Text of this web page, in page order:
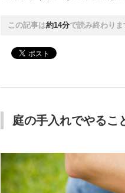
この記事は約14分で読み終わりま
庭の手入れでやるこ